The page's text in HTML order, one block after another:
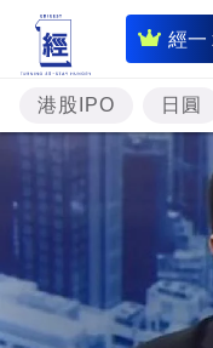
經一
即
時
財
經
題
投
資
樓
港股IPO 日圓